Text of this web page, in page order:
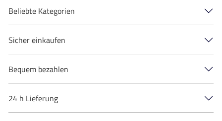
Beliebte Kategorien
Sicher einkaufen
Bequem bezahlen
24 h Lieferung